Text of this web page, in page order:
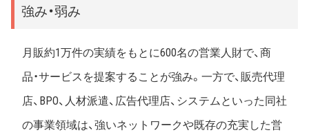
強み・弱み
月販約1万件の実績をもとに600名の営業人財で、商
品・サービスを提案することが強み。一方で、販売代理
店、BPO、人材派遣、広告代理店、システムといった同社
の事業領域は、強いネットワークや既存の充実した営